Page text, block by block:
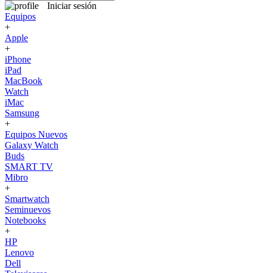
Iniciar sesión
Equipos
+
Apple
+
iPhone
iPad
MacBook
Watch
iMac
Samsung
+
Equipos Nuevos
Galaxy Watch
Buds
SMART TV
Mibro
+
Smartwatch
Seminuevos
Notebooks
+
HP
Lenovo
Dell